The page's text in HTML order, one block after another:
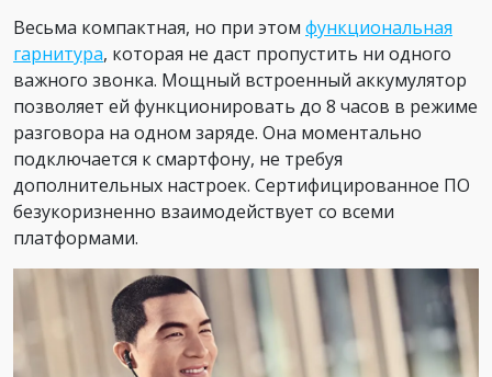
Весьма компактная, но при этом функциональная
гарнитура, которая не даст пропустить ни одного
важного звонка. Мощный встроенный аккумулятор
позволяет ей функционировать до 8 часов в режиме
разговора на одном заряде. Она моментально
подключается к смартфону, не требуя
дополнительных настроек. Сертифицированное ПО
безукоризненно взаимодействует со всеми
платформами.